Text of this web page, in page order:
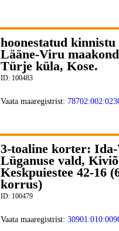
hoonestatud kinnistu
Lääne-Viru
Türje küla, Kose.
ID: 100483
Vaata maaregistrist:
3-toaline korter:
Lüganuse vald,
Keskpuiestee 42-16
korrus)
ID: 100479
Vaata maaregistrist: